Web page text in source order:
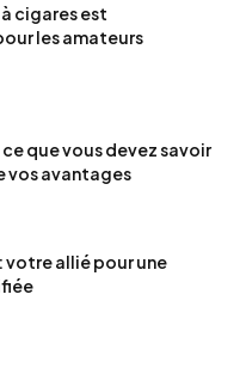
cigares est
les amateurs
ce que vous devez savoir
vos avantages
: votre allié pour une